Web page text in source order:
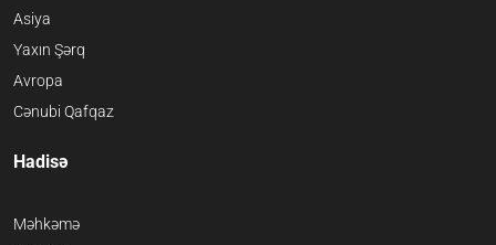
Asiya
Yaxın Şərq
Avropa
Cənubi Qafqaz
Hadisə
Məhkəmə